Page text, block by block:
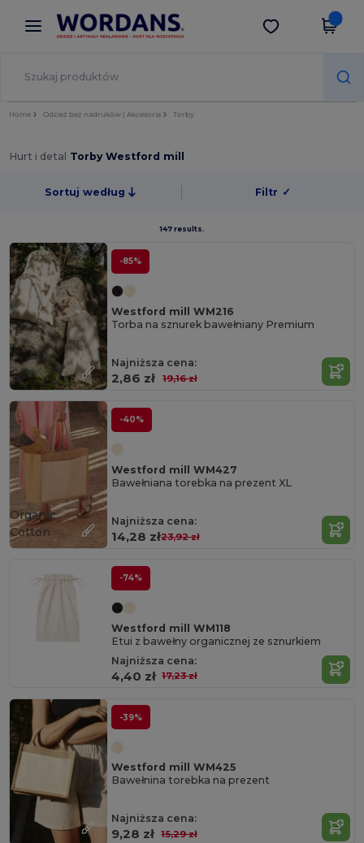
× Aplikacja Wordans
Lepsze ceny w aplikacji!
Pobierz app
Home Odzież bez nadruków | Akcesoria Torby
Hurt i detal Torby Westford mill
Sortuj według Filtr ✓
147 results.
-85%
Westford mill WM216
Torba na sznurek bawełniany Premium
Najniższa cena:
2,86 zł 19,16 zł
-40%
Westford mill WM427
Bawełniana torebka na prezent XL
Najniższa cena:
14,28 zł23,92 zł
Organic
Cotton
-74%
Westford mill WM118
Etui z bawełny organicznej ze sznurkiem
Najniższa cena:
4,40 zł 17,23 zł
-39%
Westford mill WM425
Bawełnina torebka na prezent
Najniższa cena:
9,28 zł 15,29 zł